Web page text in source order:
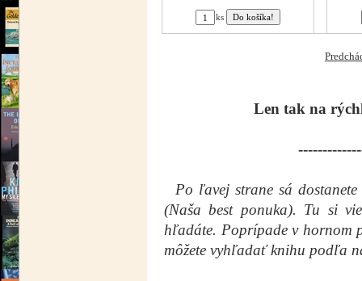
ks
Len tak na
Po ľavej strane sá
(Naša best ponuka). Tu si
hľadáte. Poprípade v hornom
môžete vyhľadať knihu podľa